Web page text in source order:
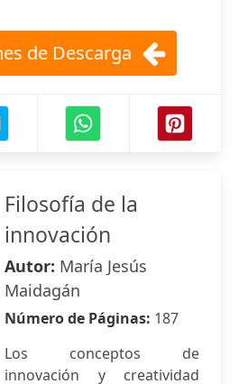
de Descarga
Filosofía de la
innovación
Autor: María Jesús
Maidagán
Número de Páginas: 187
Los conceptos de
innovación y creatividad